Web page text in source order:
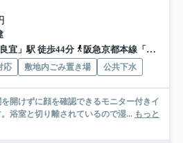
宜」駅 徒歩44分
阪急京都本線「南茨木」駅 徒歩47分
応 敷地内ごみ置き場 公共下水
開けずに顔を確認できるモニター付きイ
浴室と切り離されているので湿... もっと